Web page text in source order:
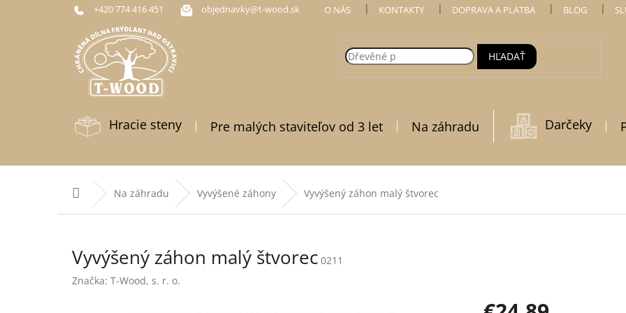
+420 774 416 451 objednavky@t-wood.sk O NÁS KONTAKTY DOPRAVA A PLATBA BLOG
HĽADAŤ
Hracie steny Pre malých staviteľov od 3 let Na záhradu Darčeky
Na záhradu Vyvýšené záhony Vyvýšený záhon malý štvorec
Vyvýšený záhon malý štvorec 0211
Značka: T-Wood, s. r. o.